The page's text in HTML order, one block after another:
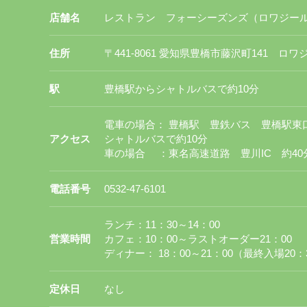
店舗名 レストラン フォーシーズンズ（ロワジー
住所 〒441-8061 愛知県豊橋市藤沢町141 ロワ
駅 豊橋駅からシャトルバスで約10分
アクセス
電車の場合： 豊橋駅 豊鉄バス 豊橋駅
シャトルバスで約10分
車の場合 ：東名高速道路 豊川IC 約40
電話番号 0532-47-6101
営業時間
ランチ：11：30～14：00
カフェ：10：00～ラストオーダー21：00
ディナー： 18：00～21：00（最終入場20
定休日 なし